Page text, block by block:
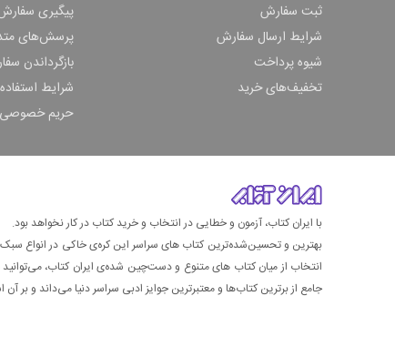
ثبت سفارش
شرایط ارسال سفارش
شیوه پرداخت
تخفیف‌های خرید
پیگیری
پرسش‌های
بازگرداندن
شرایط استفاده
حریم خصوصی
با ایران کتاب، آزمون و خطایی در انتخاب و خرید کتاب در کار نخواهد بود.
بهترین و تحسین‌شده‌ترین کتاب‌ های سراسر این کره‌ی خاکی در انواع سبک
انتخاب از میان کتاب های متنوع و دست‌چین شده‌ی ایران کتاب، می‌توانید
جامع از برترین کتاب‌ها و معتبرترین جوایز ادبی سراسر دنیا می‌داند و بر